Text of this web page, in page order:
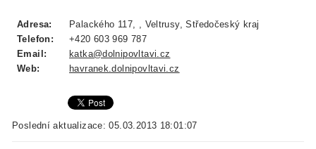
Adresa:
Palackého 117, , Veltrusy, Středočeský kraj
Telefon:
+420 603 969 787
Email:
katka@dolnipovltavi.cz
Web:
havranek.dolnipovltavi.cz
Poslední aktualizace: 05.03.2013 18:01:07